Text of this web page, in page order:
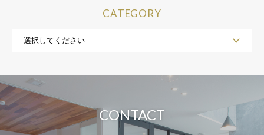
CATEGORY
CONTACT